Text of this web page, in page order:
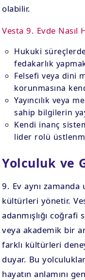
olabilir.
Vesta 9. Evde Nasıl
Hukuki
fedakarlık
Felsefi veya dini
korunmasına
Yayıncılık veya
sahip bilgilerin
Kendi inanç
lider rolü
Yolculuk ve
9. Ev aynı zamanda
kültürleri yönetir.
adanmışlığı coğrafi
veya akademik bir
farklı kültürleri
duyar. Bu
hayatın anlamını